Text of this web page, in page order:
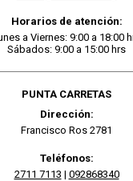
Horarios de atención:
a Viernes: 9:00 a 18:00
Sábados: 9:00 a 15:00 hrs
PUNTA CARRETAS
Dirección:
Francisco Ros 2781
Teléfonos:
2711 7113 | 092868340